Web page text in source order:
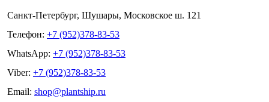
Санкт-Петербург, Шушары, Московское ш. 121
Телефон: +7 (952)378-83-53
WhatsApp: +7 (952)378-83-53
Viber: +7 (952)378-83-53
Email: shop@plantship.ru